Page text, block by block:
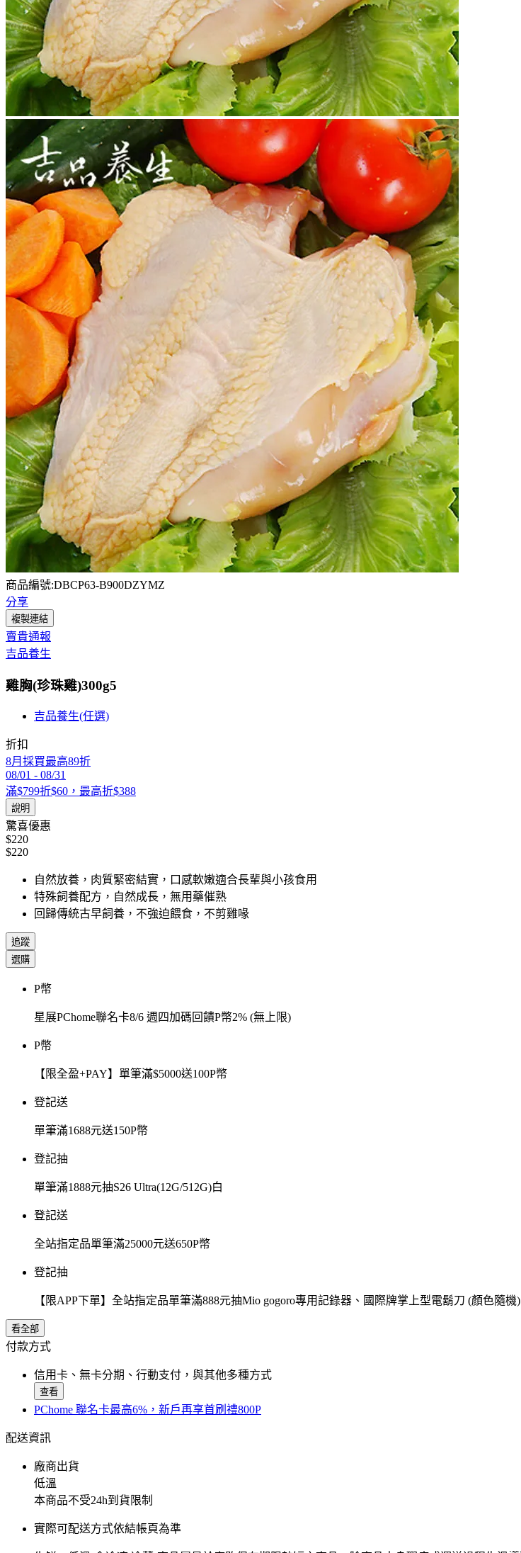
商品編號:DBCP63-B900DZYMZ
分享
複製連結
賣貴通報
吉品養生
雞胸(珍珠雞)300g5
吉品養生(任選)
折扣
8月採買最高89折
08/01 - 08/31
滿$799折$60，最高折$388
說明
驚喜優惠
$220
$220
自然放養，肉質緊密結實，口感軟嫩適合長輩與小孩食用
特殊飼養配方，自然成長，無用藥催熟
回歸傳統古早飼養，不強迫餵食，不剪雞喙
追蹤
選購
P幣
星展PChome聯名卡8/6 週四加碼回饋P幣2% (無上限)
P幣
【限全盈+PAY】單筆滿$5000送100P幣
登記送
單筆滿1688元送150P幣
登記抽
單筆滿1888元抽S26 Ultra(12G/512G)白
登記送
全站指定品單筆滿25000元送650P幣
登記抽
【限APP下單】全站指定品單筆滿888元抽Mio gogoro專用記錄器、國際牌掌上型電鬍刀 (顏色隨機)
看全部
付款方式
信用卡、無卡分期、行動支付，與其他多種方式
查看
PChome 聯名卡最高6%，新戶再享首刷禮800P
配送資訊
廠商出貨
低溫
本商品不受24h到貨限制
實際可配送方式依結帳頁為準